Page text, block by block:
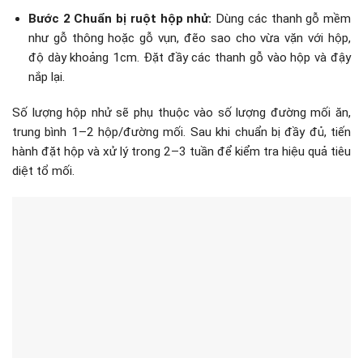
Bước 2 Chuẩn bị ruột hộp nhử: Dùng các thanh gỗ mềm
như gỗ thông hoặc gỗ vụn, đẽo sao cho vừa vặn với hộp,
độ dày khoảng 1cm. Đặt đầy các thanh gỗ vào hộp và đậy
nắp lại.
Số lượng hộp nhử sẽ phụ thuộc vào số lượng đường mối ăn,
trung bình 1–2 hộp/đường mối. Sau khi chuẩn bị đầy đủ, tiến
hành đặt hộp và xử lý trong 2–3 tuần để kiểm tra hiệu quả tiêu
diệt tổ mối.